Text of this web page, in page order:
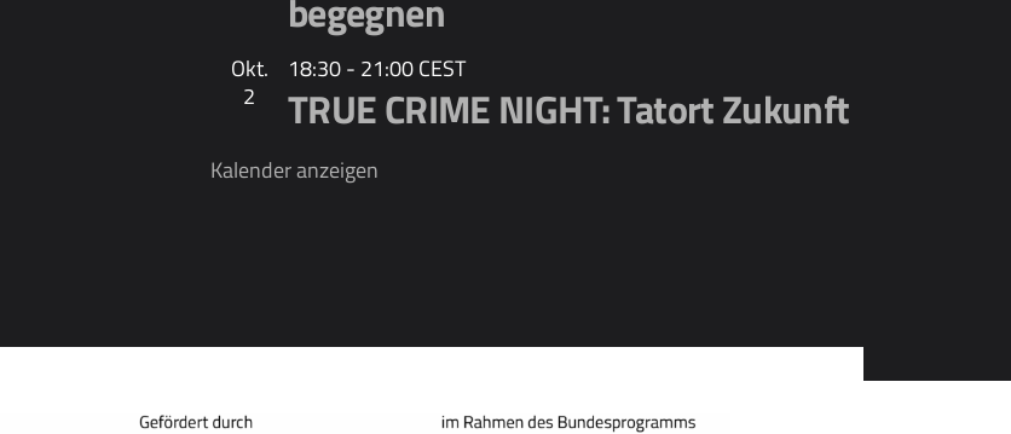
begegnen
Okt.
2
18:30- 21:00CEST
TRUE CRIME NIGHT: Tatort Zukunft
Kalender anzeigen